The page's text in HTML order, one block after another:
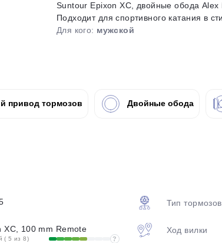
Suntour Epixon XC, двойные обода Alex
Подходит для спортивного катания в
Для кого: мужской
привод тормозов Двойные обода
XC, 100 mm Remote
( 5 из 8) ?
Тип тормозов
Ход вилки
25